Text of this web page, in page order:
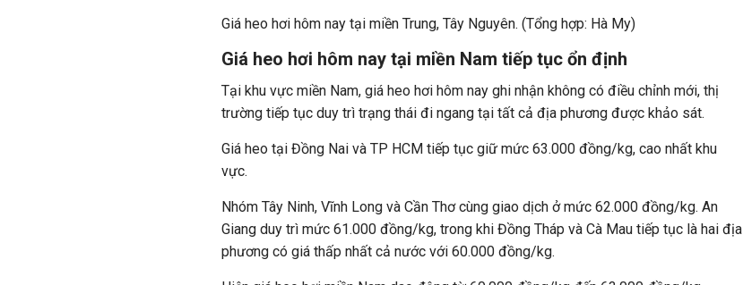
Giá heo hơi hôm nay tại miền Trung, Tây Nguyên. (Tổng hợp: Hà My)
Giá heo hơi hôm nay tại miền Nam tiếp tục ổn định
Tại khu vực miền Nam, giá heo hơi hôm nay ghi nhận không có điều chỉnh mới, thị
trường tiếp tục duy trì trạng thái đi ngang tại tất cả địa phương được khảo sát.
Giá heo tại Đồng Nai và TP HCM tiếp tục giữ mức 63.000 đồng/kg, cao nhất khu
vực.
Nhóm Tây Ninh, Vĩnh Long và Cần Thơ cùng giao dịch ở mức 62.000 đồng/kg. An
Giang duy trì mức 61.000 đồng/kg, trong khi Đồng Tháp và Cà Mau tiếp tục là hai địa
phương có giá thấp nhất cả nước với 60.000 đồng/kg.